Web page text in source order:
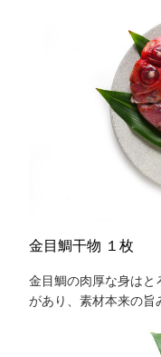
金目鯛干物 １枚
金目鯛の肉厚な身はと
があり、素材本来の旨